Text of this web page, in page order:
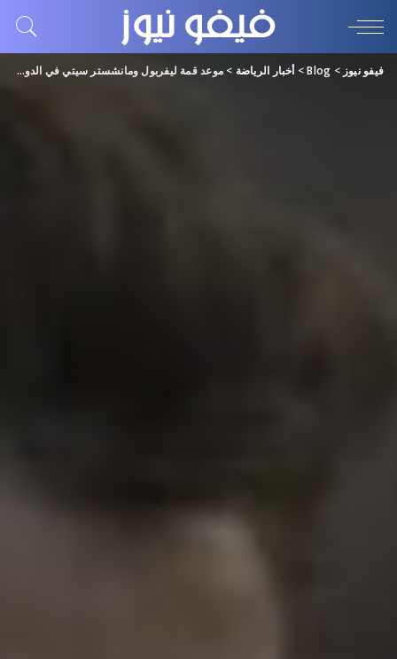
فيفو نيوز >
Blog
> أخبار الرياضة > موعد قمة ليفربول ومانشستر سيتي في الدوري الإنجليزي